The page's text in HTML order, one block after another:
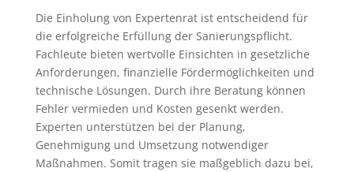
Die Einholung von Expertenrat ist entscheidend für
die erfolgreiche Erfüllung der Sanierungspflicht.
Fachleute bieten wertvolle Einsichten in gesetzliche
Anforderungen, finanzielle Fördermöglichkeiten und
technische Lösungen. Durch ihre Beratung können
Fehler vermieden und Kosten gesenkt werden.
Experten unterstützen bei der Planung,
Genehmigung und Umsetzung notwendiger
Maßnahmen. Somit tragen sie maßgeblich dazu bei,